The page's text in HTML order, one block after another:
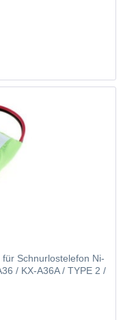
Schnurlostelefon Ni-
/ KX-A36A / TYPE 2 /